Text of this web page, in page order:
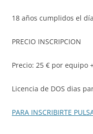
18 años cumplidos el
PRECIO INSCRIPCION
Precio: 25 € por equipo
Licencia de DOS dias
PARA INSCRIBIRTE